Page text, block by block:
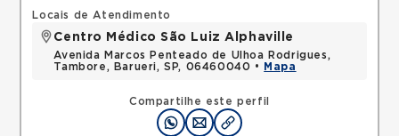
Compartilhe este perfil
Locais de Atendimento
Centro Médico São Luiz Alphaville
Avenida Marcos Penteado de Ulhoa Rodrigues,
Tambore, Barueri, SP, 06460040 •
Mapa